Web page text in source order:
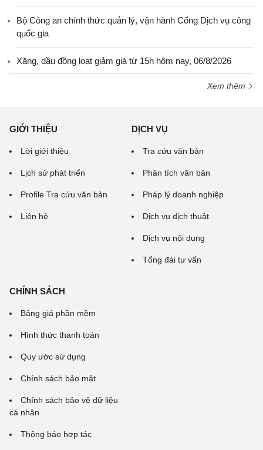
Bộ Công an chính thức quản lý, vận hành Cổng Dịch vụ công
quốc gia
Xăng, dầu đồng loạt giảm giá từ 15h hôm nay, 06/8/2026
Xem thêm
GIỚI THIỆU
Lời giới thiệu
Lịch sử phát triển
Profile Tra cứu văn bản
Liên hệ
DỊCH VỤ
Tra cứu văn bản
Phân tích văn bản
Pháp lý doanh nghiệp
Dịch vụ dịch thuật
Dịch vụ nội dung
Tổng đài tư vấn
CHÍNH SÁCH
Bảng giá phần mềm
Hình thức thanh toán
Quy ước sử dụng
Chính sách bảo mật
Chính sách bảo vệ dữ liệu
cá nhân
Thông báo hợp tác